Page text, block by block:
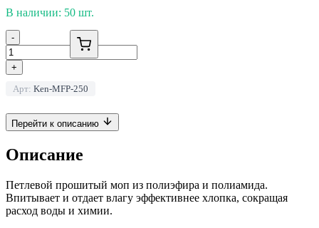
В наличии: 50 шт.
-
+
Арт: Ken-MFP-250
Перейти к описанию
Описание
Петлевой прошитый моп из полиэфира и полиамида.
Впитывает и отдает влагу эффективнее хлопка, сокращая
расход воды и химии.